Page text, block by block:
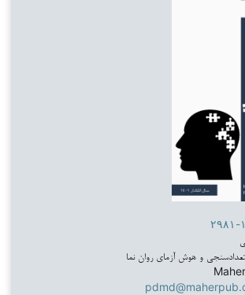
۱۷۵۹
و هوش آزمای روان نما